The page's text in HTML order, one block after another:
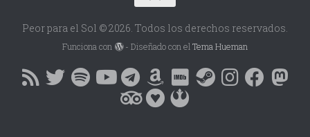
Peor para el Sol © 2026. Todos los derechos reservados.
Funciona con - Diseñado con el Tema Hueman